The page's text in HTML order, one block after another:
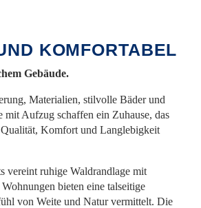
KOMFORTABEL
Gebäude.
Materialien, stilvolle Bäder und
mit Aufzug schaffen ein Zuhause, das
Komfort und Langlebigkeit
vereint ruhige Waldrandlage mit
bieten eine talseitige
von Weite und Natur vermittelt. Die